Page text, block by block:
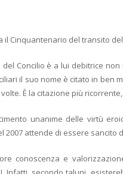
il Cinquantenario del transito
del Concilio è a lui debitrice
il suo nome è citato in ben
È la citazione più
unanime delle virtù
2007 attende di essere sancito
conoscenza e